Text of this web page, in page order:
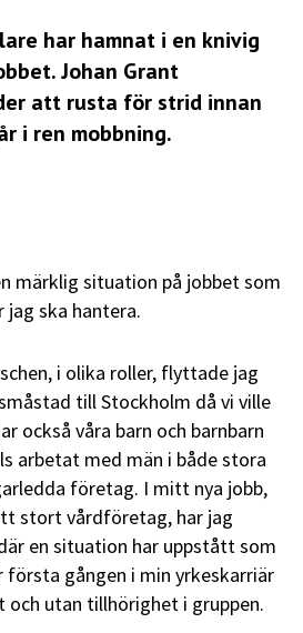
har hamnat i en knivig
Johan Grant
att rusta för strid innan
i ren mobbning.
märklig situation på jobbet som
ska hantera.
i olika roller, flyttade jag
till Stockholm då vi ville
också våra barn och barnbarn
arbetat med män i både stora
företag. I mitt nya jobb,
stort vårdföretag, har jag
en situation har uppstått som
första gången i min yrkeskarriär
och utan tillhörighet i gruppen.